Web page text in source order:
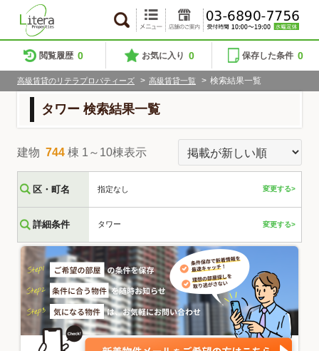
閲覧履歴 0 お気に入り 0 保存した条件 0
高級賃貸のリテラプロパティーズ > 高級賃貸一覧 > 検索結果一覧
タワー 検索結果一覧
建物 744 棟 1～10棟表示
区・町名 指定なし 変更する>
詳細条件 タワー 変更する>